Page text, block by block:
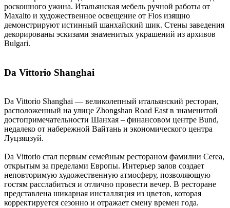
роскошного ужина. Итальянская мебель ручной работы от
Maxalto и художественное освещение от Flos изящно
демонстрируют истинный шанхайский шик. Стены заведения
декорированы эскизами знаменитых украшений из архивов
Bulgari.
Da Vittorio Shanghai
Da Vittorio Shanghai — великолепный итальянский ресторан,
расположенный на улице Zhongshan Road East в знаменитой
достопримечательности Шанхая – финансовом центре Bund,
недалеко от набережной Вайтань и экономического центра
Луцзяцзуй.
Da Vittorio стал первым семейным рестораном фамилии Cerea,
открытым за пределами Европы. Интерьер залов создает
неповторимую художественную атмосферу, позволяющую
гостям расслабиться и отлично провести вечер. В ресторане
представлена шикарная инсталляция из цветов, которая
корректируется сезонно и отражает смену времен года.